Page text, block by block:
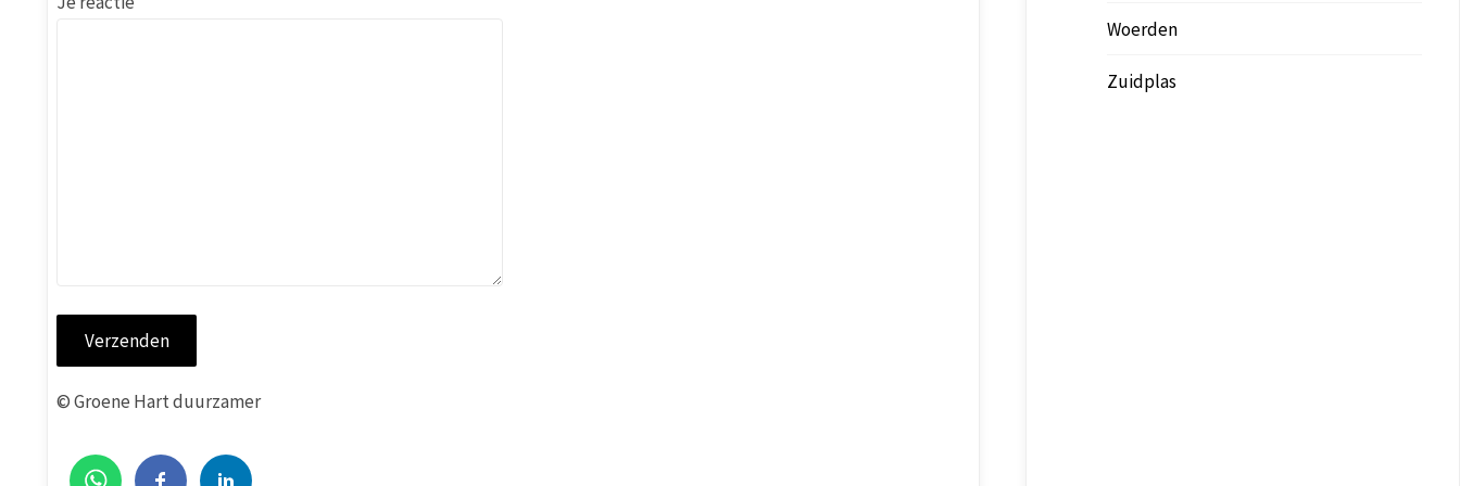
© Groene Hart duurzamer
Woerden
Zuidplas